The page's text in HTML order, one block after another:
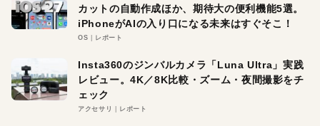
カットの自動作成ほか、期待大の便利機能5選。
iPhoneがAIの入り口になる未来はすぐそこ！
OS レポート
Insta360のジンバルカメラ「Luna Ultra」実践
レビュー。4K／8K比較・ズーム・夜間撮影をチ
ェック
アクセサリ レポート